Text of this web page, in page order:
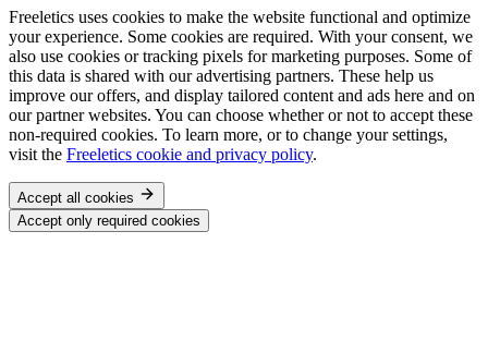
Freeletics uses cookies to make the website functional and optimize
your experience. Some cookies are required. With your consent, we
also use cookies or tracking pixels for marketing purposes. Some of
this data is shared with our advertising partners. These help us
improve our offers, and display tailored content and ads here and on
our partner websites. You can choose whether or not to accept these
non-required cookies. To learn more, or to change your settings,
visit the Freeletics cookie and privacy policy.
Accept all cookies
Accept only required cookies